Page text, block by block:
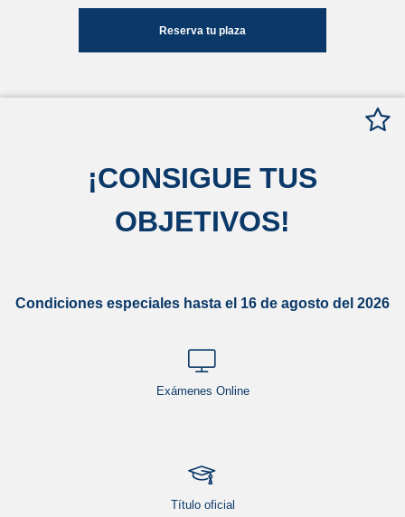
Reserva tu plaza
¡CONSIGUE TUS
OBJETIVOS!
Condiciones especiales hasta el 16 de agosto del 2026
Exámenes Online
Título oficial